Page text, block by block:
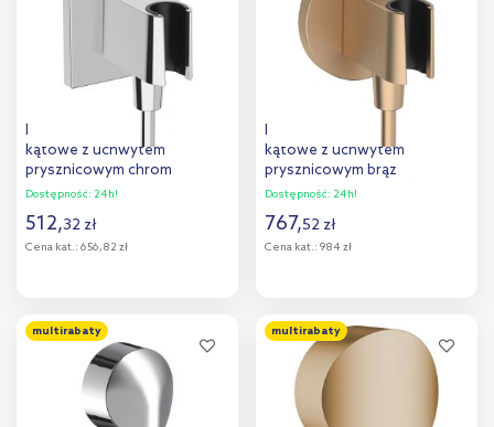
Hansgrohe FixFit E przyłącze
kątowe z uchwytem
prysznicowym chrom
26889000
Dostępność: 24h!
512,32 zł
Cena kat.: 656,82 zł
Hansgrohe FixFit S przyłącze
kątowe z uchwytem
prysznicowym brąz
szczotkowany 26888140
Dostępność: 24h!
767,52 zł
Cena kat.: 984 zł
multirabaty multirabaty